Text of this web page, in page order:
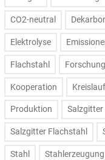
CO2-neutral
Elektrolyse
Flachstahl Forschung
Kooperation
Produktion Salzgitter
Salzgitter Flachstahl
Stahl Stahlerzeugung